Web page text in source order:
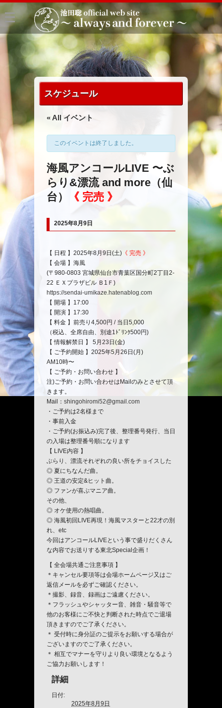
スケジュール
« All イベント
このイベントは終了しました。
海風アンコールLIVE 〜ぶ
らり&漂流 and more（仙
台）
《 完売 》
2025年8月9日
イ
ベ
ン
ト
ナ
ビ
ゲ
ー
シ
ョ
ン
【 日程 】2025年8月9日(土) 《 完売 》
【 会場 】海風
(〒980-0803 宮城県仙台市青葉区国分町2丁目2-
22 ＥＸプラザビル Ｂ1Ｆ)
https://sendai-umikaze.hatenablog.com
【 開場 】17:00
【 開演 】17:30
【 料金 】前売り4,500円 / 当日5,000
（税込、全席自由、別途1ﾄﾞﾘﾝｸ500円)
【 情報解禁日 】 5月23日(金)
【 ご予約開始 】2025年5月26日(月)
AM10時〜
【 ご予約・お問い合わせ 】
注)ご予約・お問い合わせはMailのみとさせて頂
きます。
Mail： shingohiromi52@gmail.com
・ご予約は2名様まで
・事前入金
・ご予約(お振込み)完了後、整理番号発行、当日
の入場は整理番号順になります
【 LIVE内容 】
ぶらり、漂流それぞれの良い所をチョイスした
◎ 夏にちなんだ曲。
◎ 王道の安定&ヒット曲。
◎ ファンが喜ぶマニア曲。
その他、
◎ オケ使用の熱唱曲。
◎ 海風初回LIVE再現！海風マスターと22才の別
れ、etc
今回はアンコールLIVEという事で盛りだくさん
な内容でお送りする東北Special企画！
【 全会場共通ご注意事項 】
＊キャンセル要項等は会場ホームページ又はご
返信メールを必ずご確認ください。
＊撮影、録音、録画はご遠慮ください。
＊フラッシュやシャッター音、雑音・騒音等で
他のお客様にご不快と判断された時点でご退場
頂きますのでご了承ください。
＊ 受付時に身分証のご提示をお願いする場合が
ございますのでご了承ください。
＊ 相互でマナーを守りより良い環境となるよう
ご協力お願いします！
詳細
日付:
2025年8月9日